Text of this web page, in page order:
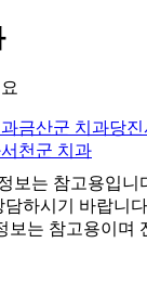
금산군 치과당
서천군 치과
보는 참고용입니
하시기 바랍니
보는 참고용이며